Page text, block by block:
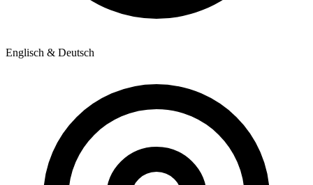
Englisch & Deutsch